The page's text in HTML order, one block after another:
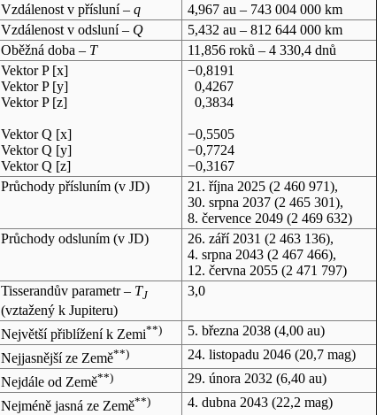
Vzdálenost v přísluní – q
4,967 au – 743 004 000 km
Vzdálenost v odsluní – Q
5,432 au – 812 644 000 km
Oběžná doba – T
11,856 roků – 4 330,4 dnů
Vektor P [x]
Vektor P [y]
Vektor P [z]
Vektor Q [x]
Vektor Q [y]
Vektor Q [z]
−0,8191
0,4267
0,3834
−0,5505
−0,7724
−0,3167
Průchody přísluním (v JD) 21. října 2025(2 460 971),
30. srpna 2037(2 465 301),
8. července 2049(2 469 632)
Průchody odsluním (v JD) 26. září 2031 (2 463 136),
4. srpna 2043(2 467 466),
12. června 2055(2 471 797)
Tisserandův parametr – TJ
(vztažený k Jupiteru)
3,0
Největší přiblížení k Zemi**) 5. března 2038(4,00 au)
Nejjasnější ze Země**) 24. listopadu 2046(20,7 mag)
Nejdále od Země**) 29. února 2032 (6,40 au)
Nejméně jasná ze Země**) 4. dubna 2043(22,2 mag)